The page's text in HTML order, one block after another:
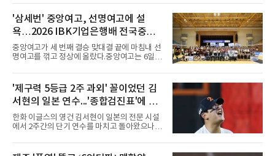
독은 단순히 더위를 이야기하지 않았다. 우천,
폭염, 부상 등 변수가 늘어나는 현실에서 현재
팀당 144경기 체제가 과연 지속 가능한지 질문
을 던졌다.물론 144경기가 세계적으로 특별히
많은 숫자는 아니다. 메이저리그는 팀당 162경
기, 일본프로야구도 143~144경기를 치른다. 숫
자만 놓고 보면 KBO가 유난히 혹사 구조라고 말
비교하기 어려울 정도로 폭염이 길어지고 강해
지고 있다. 여기에 장마, 이
'삼세번' 중앙여고, 선명여고에 설
욕…2026 IBK기업은행배 전국중고
배구대회 우승
중앙여고가 세 번째 결승 맞대결 끝에 마침내 선
명여고를 꺾고 정상에 올랐다.중앙여고는 6일
행배 전국중고배구대회 18세 이하 여자부 결승
에서 선명여고를 세트스코어 3-1(13-25, 25-14,
25-17, 25-10)로 물리치고 우승을 차지했다.첫
세트를 13-25로 내주며 불안하게 출발한 중앙여
고는 이후 조직력을 되찾아 2세트부터 경기 주
도권을 완전히 장악했다. 강한 서브와 탄탄한 수
비를 앞세워 내리 세 세트를 따내며 짜릿한 역전
'제구력 5등급 2주 과외' 꼴이었던 김
서현의 일본 연수...'종합검진표'에 불
과
한화 이글스의 영건 김서현이 일본의 전문 시설
에서 2주간의 단기 연수를 마치고 돌아왔으나,
출하며 야구 팬들과 전문가들 사이에 씁쓸한 뒷